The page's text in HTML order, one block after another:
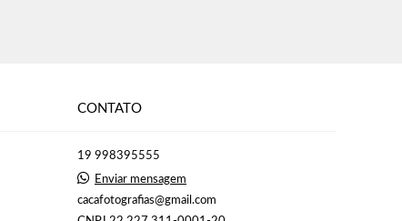
CONTATO
19 998395555
Enviar mensagem
cacafotografias@gmail.com